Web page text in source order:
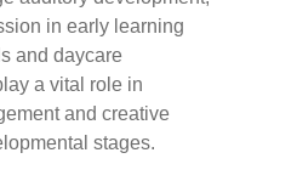
in early learning
and daycare
a vital role in
and creative
stages.